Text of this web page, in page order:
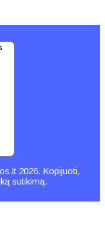
2026. Kopijuoti,
sutikimą.